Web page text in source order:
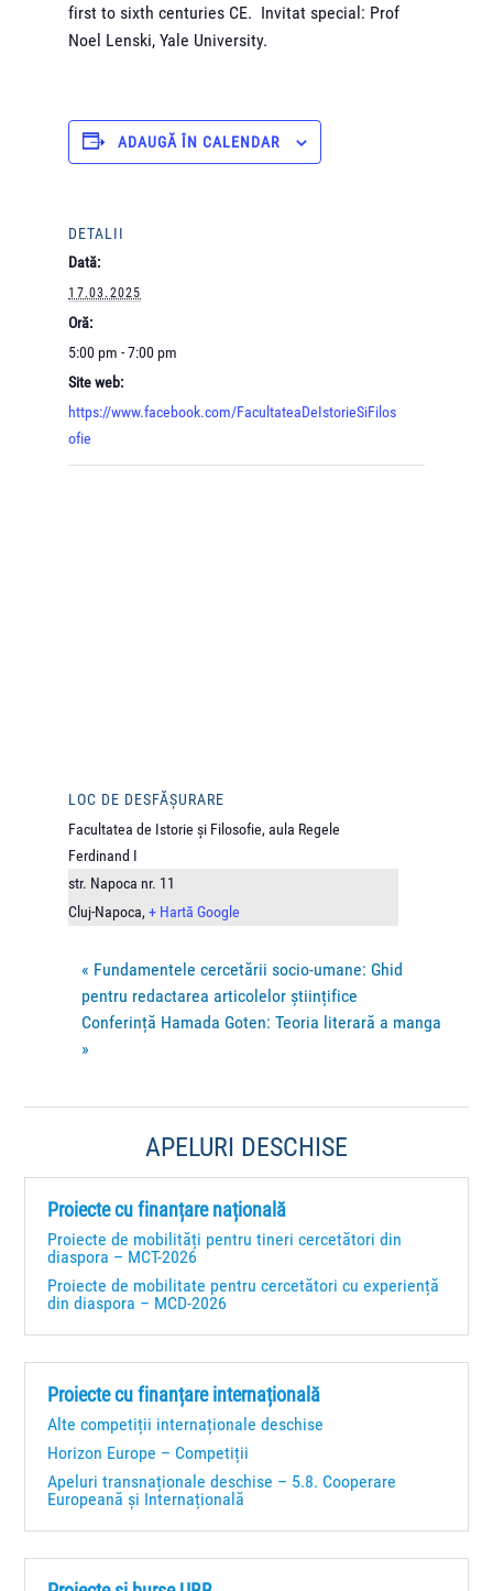
first to sixth centuries CE. Invitat special: Prof
Noel Lenski, Yale University.
ADAUGĂ ÎN CALENDAR
DETALII
Dată:
17.03.2025
Oră:
5:00 pm - 7:00 pm
Site web:
https://www.facebook.com/FacultateaDeIstorieSiFilos
ofie
LOC DE DESFĂȘURARE
Facultatea de Istorie și Filosofie, aula Regele
Ferdinand I
str. Napoca nr. 11
Cluj-Napoca, + Hartă Google
« Fundamentele cercetării socio-umane: Ghid
pentru redactarea articolelor științifice
Conferință Hamada Goten: Teoria literară a manga
»
APELURI DESCHISE
Proiecte cu finanțare națională
Proiecte de mobilități pentru tineri cercetători din
diaspora – MCT-2026
Proiecte de mobilitate pentru cercetători cu experiență
din diaspora – MCD-2026
Proiecte cu finanțare internațională
Alte competiții internaționale deschise
Horizon Europe – Competiții
Apeluri transnaționale deschise – 5.8. Cooperare
Europeană și Internațională